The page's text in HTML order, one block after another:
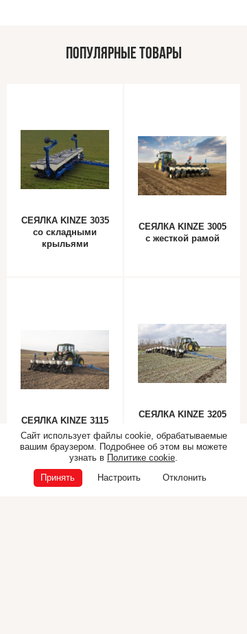
ПОПУЛЯРНЫЕ ТОВАРЫ
СЕЯЛКА KINZE 3035
cо складными
крыльями
СЕЯЛКА KINZE 3005
с жесткой рамой
СЕЯЛКА KINZE 3115
навесная
СЕЯЛКА KINZE 3205
крыльями
Сайт использует файлы cookie, обрабатываемые
вашим браузером. Подробнее об этом вы можете
узнать в Политике cookie.
Принять
Настроить Отклонить